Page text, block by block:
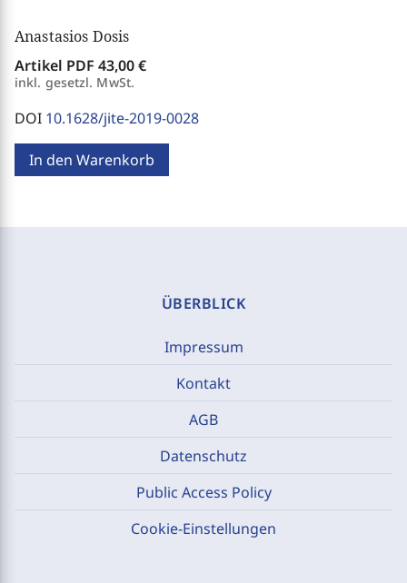
Anastasios Dosis
Artikel PDF 43,00 €
inkl. gesetzl. MwSt.
DOI 10.1628/jite-2019-0028
In den Warenkorb
ÜBERBLICK
Impressum
Kontakt
AGB
Datenschutz
Public Access Policy
Cookie-Einstellungen